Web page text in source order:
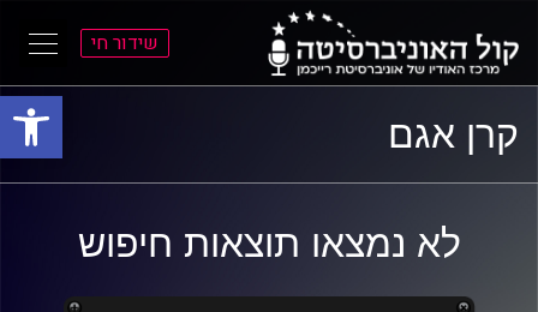
פתח
התפריט
הראשי
התוכן
הראשי
שידור חי
קרן אגם
לא נמצאו תוצאות חיפוש